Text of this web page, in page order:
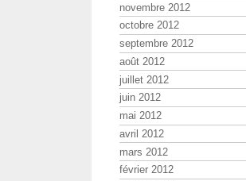
novembre 2012
octobre 2012
septembre 2012
août 2012
juillet 2012
juin 2012
mai 2012
avril 2012
mars 2012
février 2012